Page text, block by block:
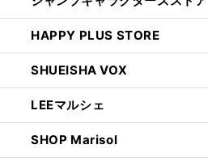
HAPPY PLUS STORE
SHUEISHA VOX
LEEマルシェ
SHOP Marisol